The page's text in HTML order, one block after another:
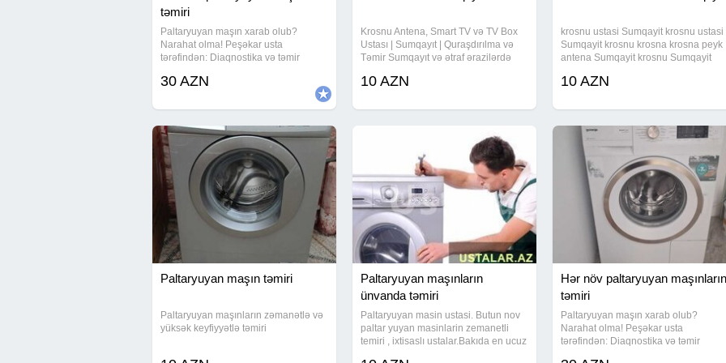
təmiri
Paltaryuyan maşın xarab olub?
Narahat olma! Peşəkar usta
tərəfindən: Diaqnostika və təmir
problemləri Yerində və operativ
müştəri məmnuniyyəti Bakı
30 AZN
Krosnu Antena, Smart TV və TV Box
Ustası | Sumqayıt | Quraşdırılma və
Təmir Sumqayıt və ətraf ərazilərdə
təmiri, peyk antenalarının sazlanması,
10 AZN
krosnu ustasi Sumqayit krosnu ustasi
Sumqayit krosnu krosna krosna peyk
antena Sumqayit krosnu Sumqayit
Sumqayit Sumqayit Sumqayit krosnu
ətraf
10 AZN
Paltaryuyan maşın təmiri
Paltaryuyan maşınların zəmanətlə və
yüksək keyfiyyətlə təmiri
Paltaryuyan maşınların
ünvanda təmiri
Paltaryuyan masin ustasi. Butun nov
paltar yuyan masinlarin zemanetli
temiri , ixtisaslı ustalar.Bakıda en ucuz
Hər növ paltaryuyan maşınların
təmiri
Paltaryuyan maşın xarab olub?
Narahat olma! Peşəkar usta
tərəfindən: Diaqnostika və təmir